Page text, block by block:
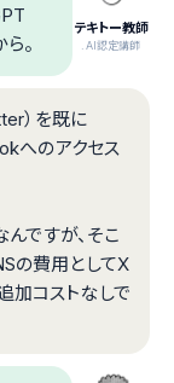
テキトー教師
.AI認定講師
。
）を既に
へのアクセス
ですが、そこ
の費用としてX
加コストなしで